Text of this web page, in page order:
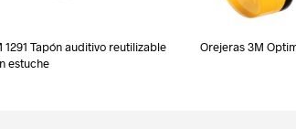
1291 Tapón auditivo reutilizable
estuche
Orejeras 3M